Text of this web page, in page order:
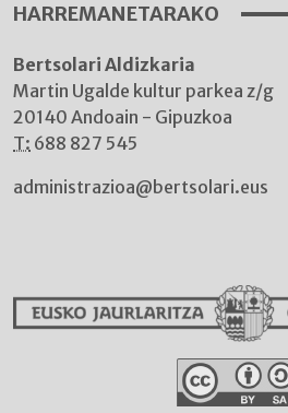
HARREMANETARAKO
Bertsolari Aldizkaria
Martin Ugalde kultur parkea z/g
20140 Andoain - Gipuzkoa
T: 688 827 545
administrazioa@bertsolari.eus